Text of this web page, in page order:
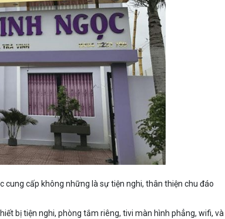
cung cấp không những là sự tiện nghi, thân thiện chu đáo
bị tiện nghi, phòng tắm riêng, tivi màn hình phẳng, wifi, và